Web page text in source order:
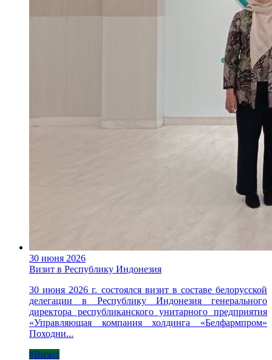
30 июня 2026
Визит в Республику Индонезия
30 июня 2026 г. состоялся визит в составе белорусской
делегации в Республику Индонезия генерального
директора республиканского унитарного предприятия
«Управляющая компания холдинга «Белфармпром»
Походни...
#Визит